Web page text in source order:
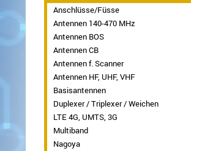
Sonstige
Antennen
Antennen
Antennen
Antennen
Anschlüsse/Füsse
Antennen 140-470 MHz
Antennen BOS
Antennen CB
Antennen f. Scanner
Antennen HF, UHF, VHF
Basisantennen
Duplexer / Triplexer / Weichen
LTE 4G, UMTS, 3G
Multiband
Nagoya